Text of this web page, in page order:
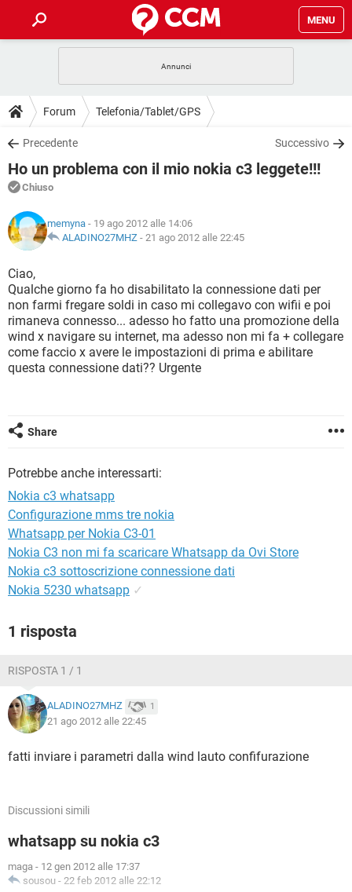
MENU
INTRATTENIMENTO ANDROID
iOS
INSTAGRAM WHATSAPP
TIKTOK
HARDWARE
GUIDE
COVID-19 GAMING
iOS
INSTAGRAM
TIKTOK FACEBOOK
DOWNLOAD
COVID-19 GAMING
INTRATTENIMENTO
iOS WINDOWS 10
INSTAGRAM
TIKTOK
HARDWARE
FORUM
COVID-19
INTRATTENIMENTO ANDROID
INSTAGRAM WHATSAPP
TIKTOK FACEBOOK
HARDWARE
GLOSSARIO
COVID-19
INTRATTENIMENTO
iOS WINDOWS 10
INSTAGRAM WHATSAPP
TIKTOK FACEBOOK
Forum Telefonia/Tablet/GPS
Precedente Successivo
Ho un problema con il mio nokia c3 leggete!!!
Chiuso
memyna - 19 ago 2012 alle 14:06
ALADINO27MHZ - 21 ago 2012 alle 22:45
Ciao,
Qualche giorno fa ho disabilitato la connessione dati per
non farmi fregare soldi in caso mi collegavo con wifii e poi
rimaneva connesso... adesso ho fatto una promozione della
wind x navigare su internet, ma adesso non mi fa + collegare
come faccio x avere le impostazioni di prima e abilitare
questa connessione dati?? Urgente
Share
Potrebbe anche interessarti:
Nokia c3 whatsapp
Configurazione mms tre nokia
Whatsapp per Nokia C3-01
Nokia C3 non mi fa scaricare Whatsapp da Ovi Store
Nokia c3 sottoscrizione connessione dati
Nokia 5230 whatsapp ✓
1 risposta
RISPOSTA 1 / 1
ALADINO27MHZ 1
21 ago 2012 alle 22:45
fatti inviare i parametri dalla wind lauto confifurazione
Discussioni simili
whatsapp su nokia c3
maga - 12 gen 2012 alle 17:37
sousou - 22 feb 2012 alle 22:12